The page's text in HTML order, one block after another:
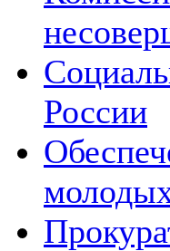
России